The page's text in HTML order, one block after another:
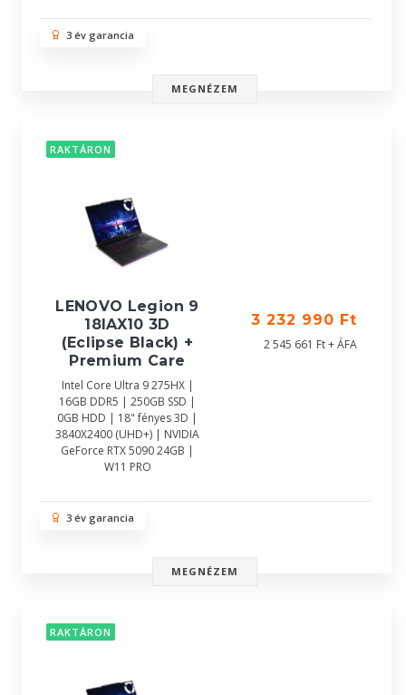
3 év garancia
MEGNÉZEM
RAKTÁRON
LENOVO Legion 9
18IAX10 3D
(Eclipse Black) +
Premium Care
Intel Core Ultra 9 275HX |
16GB DDR5 | 250GB SSD |
0GB HDD | 18" fényes 3D |
3840X2400 (UHD+) | NVIDIA
GeForce RTX 5090 24GB |
W11 PRO
3 232 990 Ft
2 545 661 Ft + ÁFA
3 év garancia
MEGNÉZEM
RAKTÁRON